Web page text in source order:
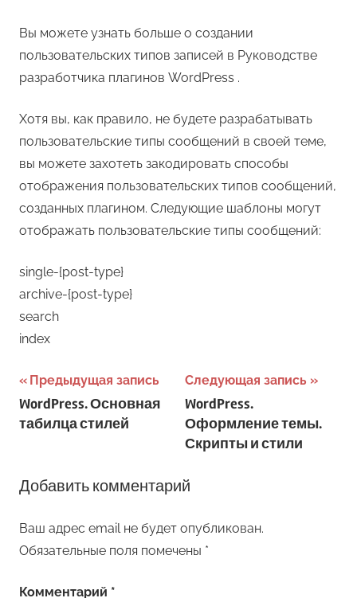
Вы можете узнать больше о создании
пользовательских типов записей в Руководстве
разработчика плагинов WordPress .
Хотя вы, как правило, не будете разрабатывать
пользовательские типы сообщений в своей теме,
вы можете захотеть закодировать способы
отображения пользовательских типов сообщений,
созданных плагином. Следующие шаблоны могут
отображать пользовательские типы сообщений:
single-{post-type}
archive-{post-type}
search
index
Навигация
по
Предыдущая запись
WordPress. Основная
табилца стилей
Следующая запись
WordPress.
Оформление темы.
Скрипты и стили
Добавить комментарий
Ваш адрес email не будет опубликован.
Обязательные поля помечены *
Комментарий *